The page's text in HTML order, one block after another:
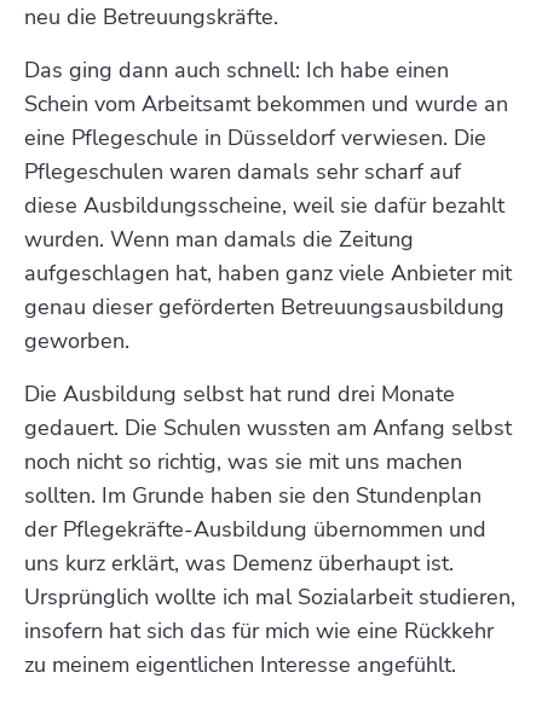
neu die Betreuungskräfte.
Das ging dann auch schnell: Ich habe einen
Schein vom Arbeitsamt bekommen und wurde an
eine Pflegeschule in Düsseldorf verwiesen. Die
Pflegeschulen waren damals sehr scharf auf
diese Ausbildungsscheine, weil sie dafür bezahlt
wurden. Wenn man damals die Zeitung
aufgeschlagen hat, haben ganz viele Anbieter mit
genau dieser geförderten Betreuungsausbildung
geworben.
Die Ausbildung selbst hat rund drei Monate
gedauert. Die Schulen wussten am Anfang selbst
noch nicht so richtig, was sie mit uns machen
sollten. Im Grunde haben sie den Stundenplan
der Pflegekräfte-Ausbildung übernommen und
uns kurz erklärt, was Demenz überhaupt ist.
Ursprünglich wollte ich mal Sozialarbeit studieren,
insofern hat sich das für mich wie eine Rückkehr
zu meinem eigentlichen Interesse angefühlt.